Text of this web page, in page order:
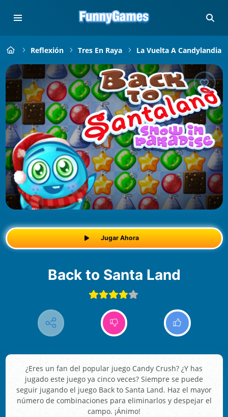
Reflexión Tres En Raya La Vuelta A Candylandia
Jugar Ahora
Back to Santa Land
¿Eres un fan del popular juego Candy Crush? ¿Y has
jugado este juego ya cinco veces? Siempre se puede
seguir jugando el juego Back to Santa Land. Haz el mayor
número de combinaciones para eliminarlos y despejar el
campo. ¡Ánimo!